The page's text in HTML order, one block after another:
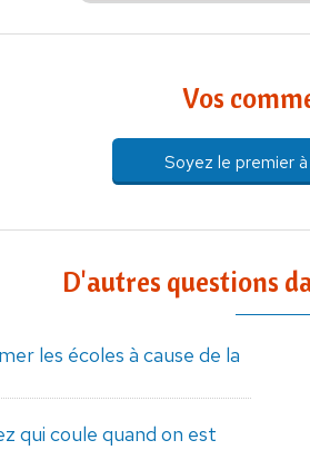
Vos
Soyez le premier
D'autres questions
les écoles à cause de la
qui coule quand on est